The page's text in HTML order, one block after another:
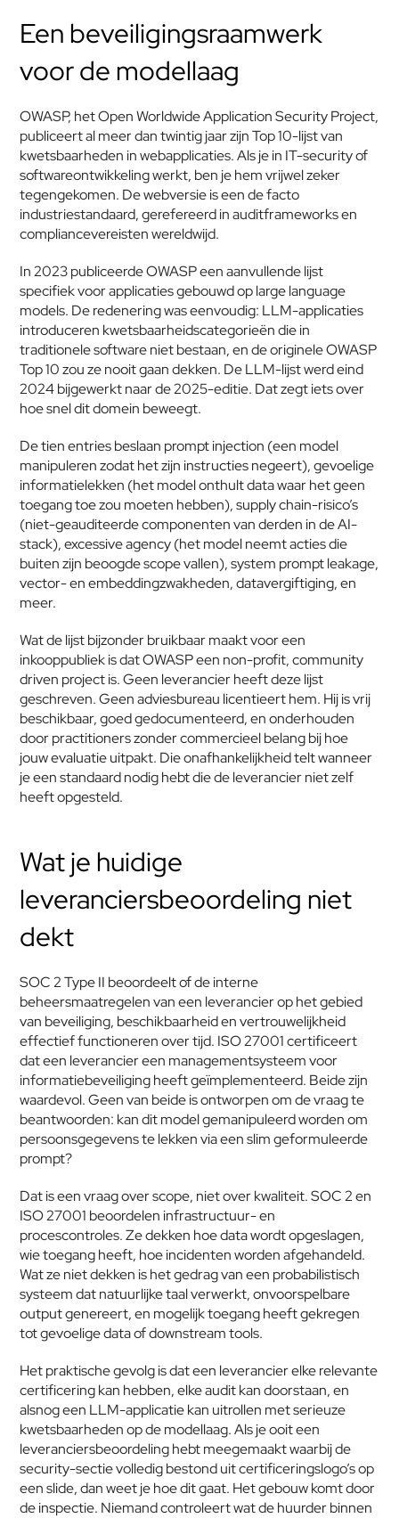
Een beveiligingsraamwerk
voor de modellaag
OWASP, het Open Worldwide Application Security Project,
publiceert al meer dan twintig jaar zijn Top 10-lijst van
kwetsbaarheden in webapplicaties. Als je in IT-security of
softwareontwikkeling werkt, ben je hem vrijwel zeker
tegengekomen. De webversie is een de facto
industriestandaard, gerefereerd in auditframeworks en
compliancevereisten wereldwijd.
In 2023 publiceerde OWASP een aanvullende lijst
specifiek voor applicaties gebouwd op large language
models. De redenering was eenvoudig: LLM-applicaties
introduceren kwetsbaarheidscategorieën die in
traditionele software niet bestaan, en de originele OWASP
Top 10 zou ze nooit gaan dekken. De LLM-lijst werd eind
2024 bijgewerkt naar de 2025-editie. Dat zegt iets over
hoe snel dit domein beweegt.
De tien entries beslaan prompt injection (een model
manipuleren zodat het zijn instructies negeert), gevoelige
informatielekken (het model onthult data waar het geen
toegang toe zou moeten hebben), supply chain-risico’s
(niet-geauditeerde componenten van derden in de AI-
stack), excessive agency (het model neemt acties die
buiten zijn beoogde scope vallen), system prompt leakage,
vector- en embeddingzwakheden, datavergiftiging, en
meer.
Wat de lijst bijzonder bruikbaar maakt voor een
inkooppubliek is dat OWASP een non-profit, community
driven project is. Geen leverancier heeft deze lijst
geschreven. Geen adviesbureau licentieert hem. Hij is vrij
beschikbaar, goed gedocumenteerd, en onderhouden
door practitioners zonder commercieel belang bij hoe
jouw evaluatie uitpakt. Die onafhankelijkheid telt wanneer
je een standaard nodig hebt die de leverancier niet zelf
heeft opgesteld.
Wat je huidige
leveranciersbeoordeling niet
dekt
SOC 2 Type II beoordeelt of de interne
beheersmaatregelen van een leverancier op het gebied
van beveiliging, beschikbaarheid en vertrouwelijkheid
effectief functioneren over tijd. ISO 27001 certificeert
dat een leverancier een managementsysteem voor
informatiebeveiliging heeft geïmplementeerd. Beide zijn
waardevol. Geen van beide is ontworpen om de vraag te
beantwoorden: kan dit model gemanipuleerd worden om
persoonsgegevens te lekken via een slim geformuleerde
prompt?
Dat is een vraag over scope, niet over kwaliteit. SOC 2 en
ISO 27001 beoordelen infrastructuur- en
procescontroles. Ze dekken hoe data wordt opgeslagen,
wie toegang heeft, hoe incidenten worden afgehandeld.
Wat ze niet dekken is het gedrag van een probabilistisch
systeem dat natuurlijke taal verwerkt, onvoorspelbare
output genereert, en mogelijk toegang heeft gekregen
tot gevoelige data of downstream tools.
Het praktische gevolg is dat een leverancier elke relevante
certificering kan hebben, elke audit kan doorstaan, en
alsnog een LLM-applicatie kan uitrollen met serieuze
kwetsbaarheden op de modellaag. Als je ooit een
leveranciersbeoordeling hebt meegemaakt waarbij de
security-sectie volledig bestond uit certificeringslogo’s op
een slide, dan weet je hoe dit gaat. Het gebouw komt door
de inspectie. Niemand controleert wat de huurder binnen